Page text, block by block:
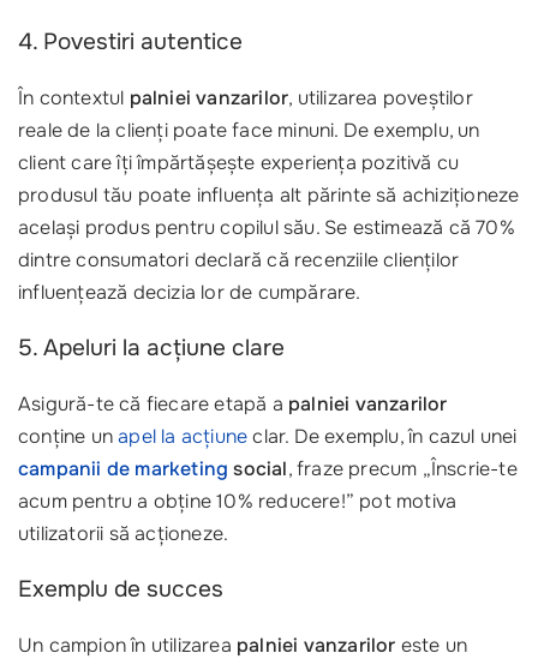
4. Povestiri autentice
În contextul palniei vanzarilor, utilizarea poveștilor
reale de la clienți poate face minuni. De exemplu, un
client care îți împărtășește experiența pozitivă cu
produsul tău poate influența alt părinte să achiziționeze
același produs pentru copilul său. Se estimează că 70%
dintre consumatori declară că recenziile clienților
influențează decizia lor de cumpărare.
5. Apeluri la acțiune clare
Asigură-te că fiecare etapă a palniei vanzarilor
conține unapel la acțiuneclar. De exemplu, în cazul unei
campanii de marketing social, fraze precum „Înscrie-te
acum pentru a obține 10% reducere!” pot motiva
utilizatorii să acționeze.
Exemplu de succes
Un campion în utilizarea palniei vanzarilor este un